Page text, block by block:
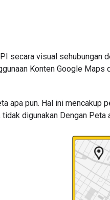
secara visual sehubungan
Konten Google Maps
apa pun. Hal ini mencakup
digunakan Dengan Peta